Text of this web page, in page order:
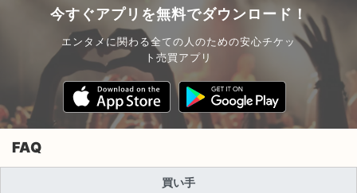
今すぐアプリを無料でダウンロード！
エンタメに関わる全ての人のための安心チケッ
ト売買アプリ
FAQ
買い手